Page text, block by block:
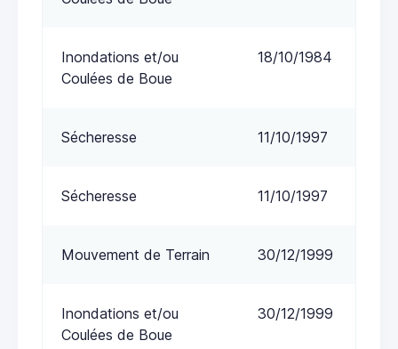
Inondations et/ou
Coulées de Boue
18/10/1984
Sécheresse 11/10/1997
Sécheresse 11/10/1997
Mouvement de Terrain 30/12/1999
Inondations et/ou
Coulées de Boue
30/12/1999